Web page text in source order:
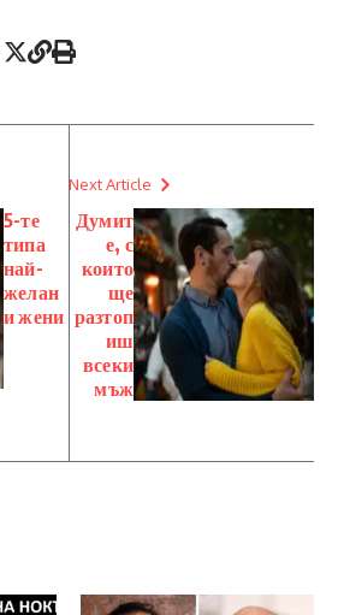
5-те
типа
най-
желан
и жени
Next Article
Думит
е, с
които
ще
разтоп
иш
всеки
мъж